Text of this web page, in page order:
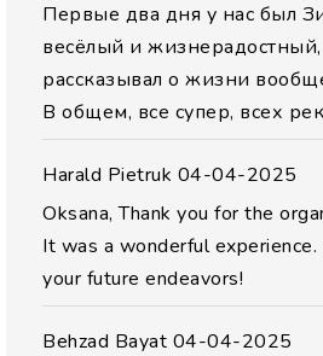
Первые два дня у нас был
весёлый и
рассказывал о жизни
В общем, все супер, всех
Harald Pietruk 04-04-2025
Oksana, Thank you for the
It was a wonderful
your future endeavors!
Behzad Bayat 04-04-2025